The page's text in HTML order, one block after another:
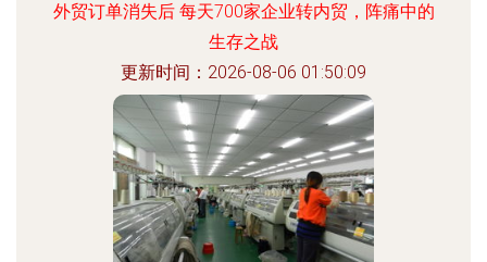
外贸订单消失后 每天700家企业转内贸，阵痛中的
生存之战
更新时间：2026-08-06 01:50:09